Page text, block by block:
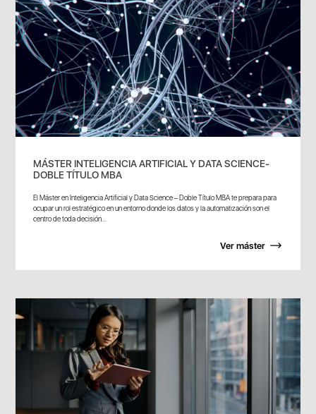
MÁSTER INTELIGENCIA ARTIFICIAL Y DATA SCIENCE-
DOBLE TÍTULO MBA
El Máster en Inteligencia Artificial y Data Science – Doble Título MBA te prepara para
ocupar un rol estratégico en un entorno donde los datos y la automatización son el
centro de toda decisión...
Ver máster